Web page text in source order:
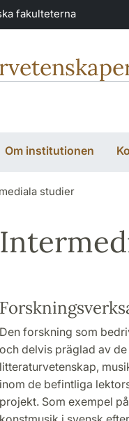
fakulteterna
Om institutionen
studier
Den forskning som
och delvis präglad av
litteraturvetenskap,
inom de befintliga
projekt. Som exempel